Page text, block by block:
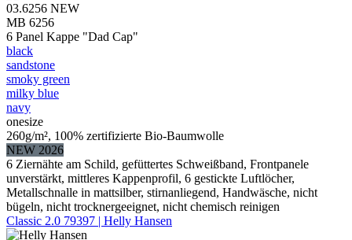
03.6256 NEW
MB 6256
6 Panel Kappe "Dad Cap"
black
sandstone
smoky green
milky blue
navy
onesize
260g/m², 100% zertifizierte Bio-Baumwolle
NEW 2026
6 Ziernähte am Schild, gefüttertes Schweißband, Frontpanele
unverstärkt, mittleres Kappenprofil, 6 gestickte Luftlöcher,
Metallschnalle in mattsilber, stirnanliegend, Handwäsche, nicht
bügeln, nicht trocknergeeignet, nicht chemisch reinigen
Classic 2.0 79397 | Helly Hansen